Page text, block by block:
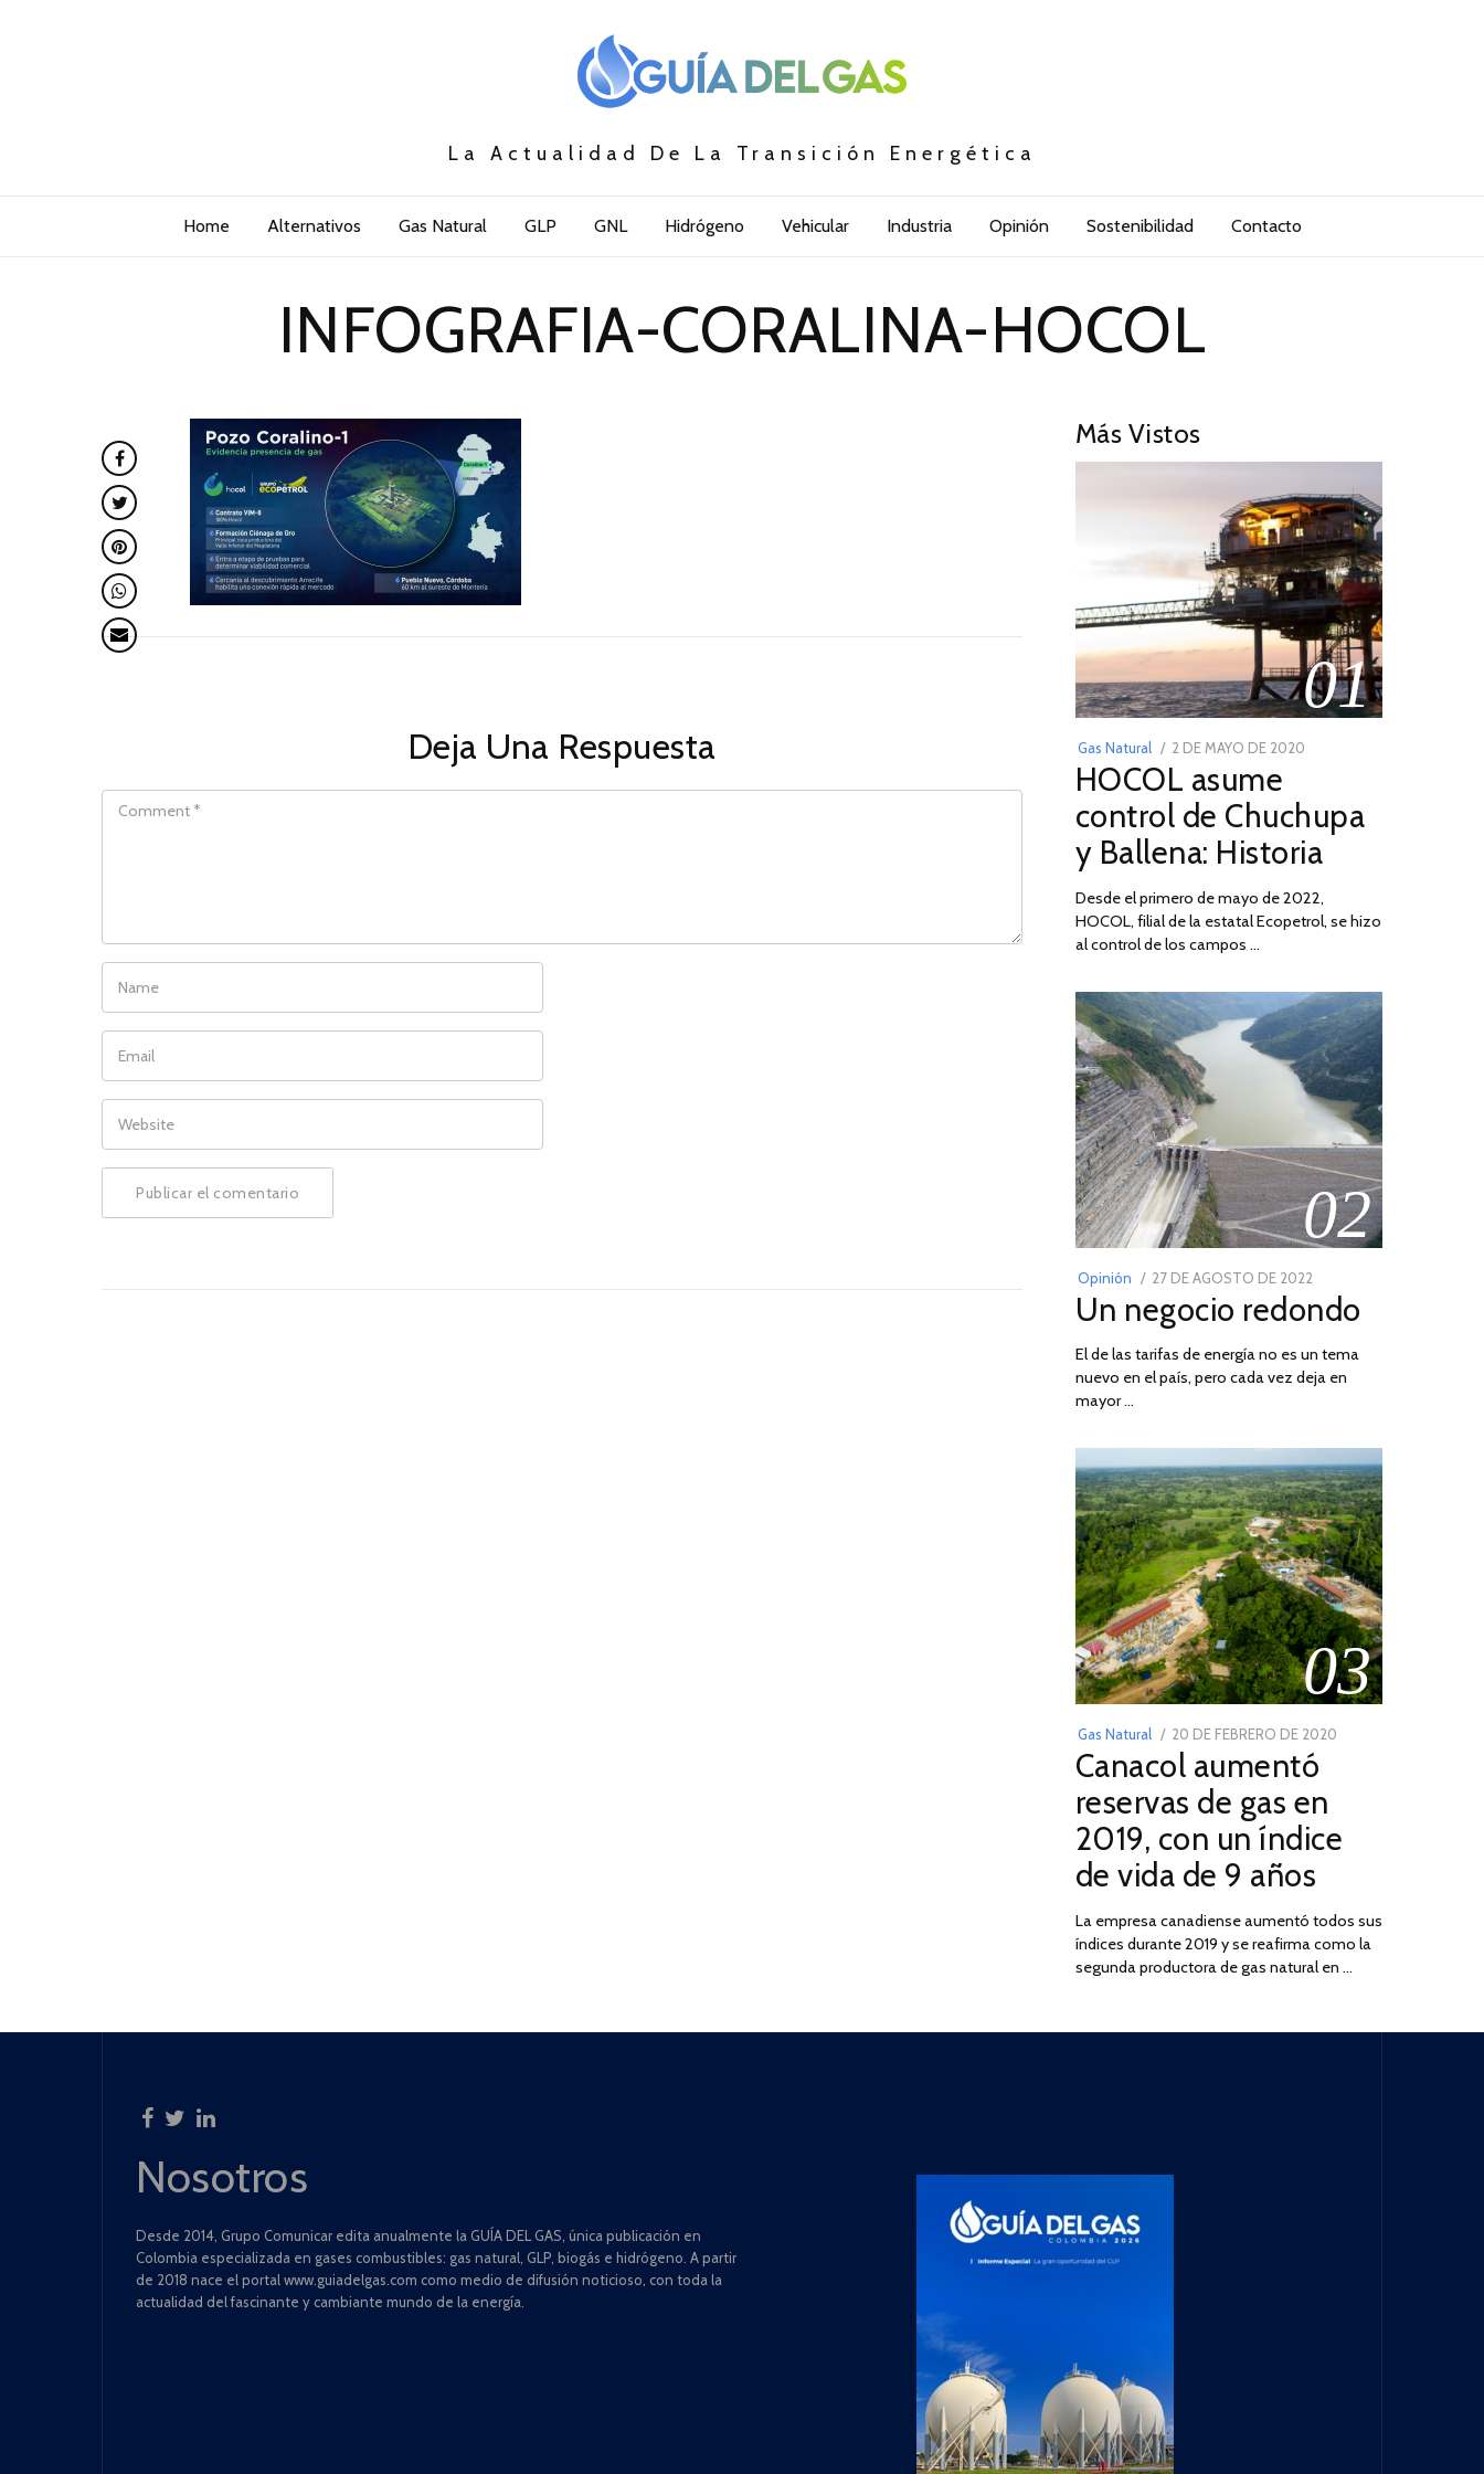
La Actualidad De La Transición Energética
Home Alternativos Gas Natural GLP GNL Hidrógeno Vehicular Industria Opinión Sostenibilidad Contacto
INFOGRAFIA-CORALINA-HOCOL
Deja Una Respuesta
Más Vistos
01
Gas Natural
POSTED
ON
2 DE MAYO DE 2020
DE
2026
HOCOL asume
control de Chuchupa
y Ballena: Historia
Desde el primero de mayo de 2022,
HOCOL, filial de la estatal Ecopetrol, se hizo
al control de los campos …
02
Opinión
POSTED
ON
27 DE AGOSTO DE 2022
DE
DE
2022
Un negocio redondo
El de las tarifas de energía no es un tema
nuevo en el país, pero cada vez deja en
mayor …
03
Gas Natural
POSTED
ON
20 DE FEBRERO DE 2020
2025
Canacol aumentó
reservas de gas en
2019, con un índice
de vida de 9 años
La empresa canadiense aumentó todos sus
índices durante 2019 y se reafirma como la
segunda productora de gas natural en …
Nosotros
Desde 2014, Grupo Comunicar edita anualmente la GUÍA DEL GAS, única publicación en
Colombia especializada en gases combustibles: gas natural, GLP, biogás e hidrógeno. A partir
de 2018 nace el portal www.guiadelgas.com como medio de difusión noticioso, con toda la
actualidad del fascinante y cambiante mundo de la energía.